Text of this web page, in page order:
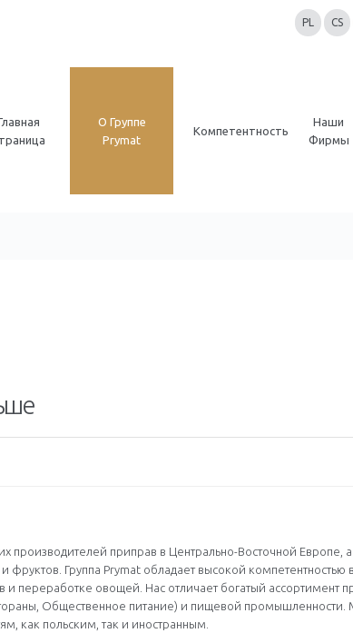
PL CS
O Группе
Prymat
Компетентность
Наши
Фирмы
производителей приправ в Центрально-Восточной Европе,
Группа Prymat обладает высокой компетентностью
и переработке овощей. Нас отличает богатый ассортимент
Общественное питание) и пищевой промышленности.
как польским, так и иностранным.